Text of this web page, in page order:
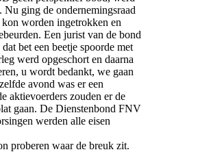
ging de ondernemingsraad
worden ingetrokken en
Een jurist van de bond
bet een beetje spoorde met
werd opgeschort en daarna
u wordt bedankt, we gaan
avond was er een
aktievoerders zouden er de
gaan. De Dienstenbond FNV
werden alle eisen
proberen waar de breuk zit.